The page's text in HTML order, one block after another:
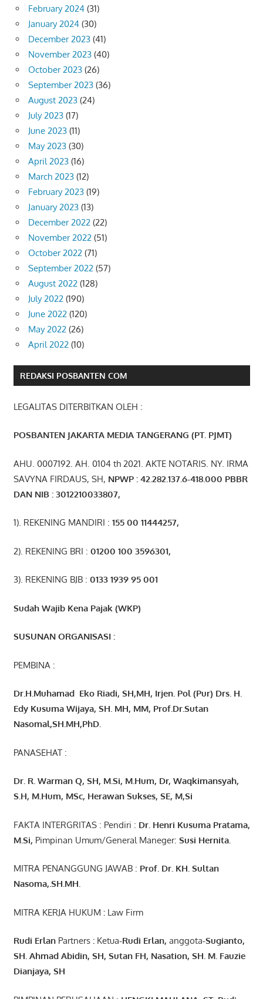
February 2024 (31)
January 2024 (30)
December 2023 (41)
November 2023 (40)
October 2023 (26)
September 2023 (36)
August 2023 (24)
July 2023 (17)
June 2023 (11)
May 2023 (30)
April 2023 (16)
March 2023 (12)
February 2023 (19)
January 2023 (13)
December 2022 (22)
November 2022 (51)
October 2022 (71)
September 2022 (57)
August 2022 (128)
July 2022 (190)
June 2022 (120)
May 2022 (26)
April 2022 (10)
REDAKSI POSBANTEN COM
LEGALITAS DITERBITKAN OLEH :
POSBANTEN JAKARTA MEDIA TANGERANG (PT. PJMT)
AHU. 0007192. AH. 0104 th 2021. AKTE NOTARIS. NY. IRMA
SAVYNA FIRDAUS, SH, NPWP : 42. 282 .137.6-418.000 PBBR
DAN NIB :3012210033807,
1). REKENING MANDIRI : 155 00 11444257,
2). REKENING BRI : 01200 100 3596301,
3). REKENING BJB : 0133 1939 95 001
Sudah Wajib Kena Pajak (WKP)
SUSUNAN ORGANISASI :
PEMBINA :
Dr.H.Muhamad Eko Riadi, SH,MH, Irjen. Pol (Pur) Drs. H.
Edy Kusuma Wijaya, SH. MH, MM, Prof.Dr.Sutan
Nasomal,SH.MH,PhD.
PANASEHAT :
Dr. R. Warman Q, SH, M.Si, M.Hum, Dr, Waqkimansyah,
S.H, M.Hum, MSc, Herawan Sukses, SE, M,Si
FAKTA INTERGRITAS : Pendiri : Dr. Henri Kusuma Pratama,
M.Si, Pimpinan Umum/General Maneger: Susi Hernita.
MITRA PENANGGUNG JAWAB : Prof. Dr. KH. Sultan
Nasoma,.SH.MH.
MITRA KERJA HUKUM : Law Firm
Rudi ErlanPartners : Ketua-Rudi Erlan, anggota-Sugianto,
SH. Ahmad Abidin, SH, SutanFH, Nasation, SH. M. Fauzie
Dianjaya, SH